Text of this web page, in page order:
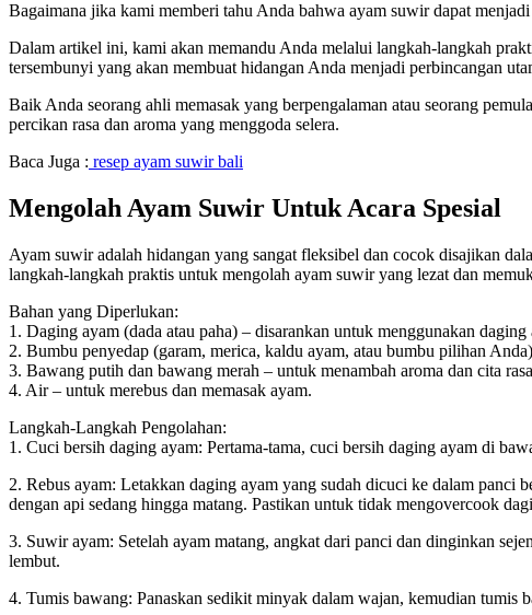
Bagaimana jika kami memberi tahu Anda bahwa ayam suwir dapat
Dalam artikel ini, kami akan memandu Anda melalui langkah-langkah
tersembunyi yang akan membuat hidangan Anda menjadi perbincangan
Baik Anda seorang ahli memasak yang berpengalaman atau seorang
percikan rasa dan aroma yang menggoda selera.
Baca Juga : resep ayam suwir bali
Mengolah Ayam Suwir Untuk Acara Spesial
Ayam suwir adalah hidangan yang sangat fleksibel dan cocok disajikan
langkah-langkah praktis untuk mengolah ayam suwir yang lezat dan
Bahan yang Diperlukan:
1. Daging ayam (dada atau paha) – disarankan untuk menggunakan
2. Bumbu penyedap (garam, merica, kaldu ayam, atau bumbu pilihan
3. Bawang putih dan bawang merah – untuk menambah aroma dan cita
4. Air – untuk merebus dan memasak ayam.
Langkah-Langkah Pengolahan:
1. Cuci bersih daging ayam: Pertama-tama, cuci bersih daging ayam di
2. Rebus ayam: Letakkan daging ayam yang sudah dicuci ke dalam panci
dengan api sedang hingga matang. Pastikan untuk tidak mengovercook
3. Suwir ayam: Setelah ayam matang, angkat dari panci dan dinginkan
lembut.
4. Tumis bawang: Panaskan sedikit minyak dalam wajan, kemudian tumis